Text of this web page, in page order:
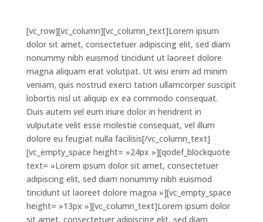
[vc_row][vc_column][vc_column_text]Lorem ipsum
dolor sit amet, consectetuer adipiscing elit, sed diam
nonummy nibh euismod tincidunt ut laoreet dolore
magna aliquam erat volutpat. Ut wisi enim ad minim
veniam, quis nostrud exerci tation ullamcorper suscipit
lobortis nisl ut aliquip ex ea commodo consequat.
Duis autem vel eum iriure dolor in hendrerit in
vulputate velit esse molestie consequat, vel illum
dolore eu feugiat nulla facilisis[/vc_column_text]
[vc_empty_space height= »24px »][qodef_blockquote
text= »Lorem ipsum dolor sit amet, consectetuer
adipiscing elit, sed diam nonummy nibh euismod
tincidunt ut laoreet dolore magna »][vc_empty_space
height= »13px »][vc_column_text]Lorem ipsum dolor
sit amet, consectetuer adipiscing elit, sed diam